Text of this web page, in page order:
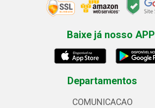
Baixe já nosso APP
Departamentos
COMUNICACAO